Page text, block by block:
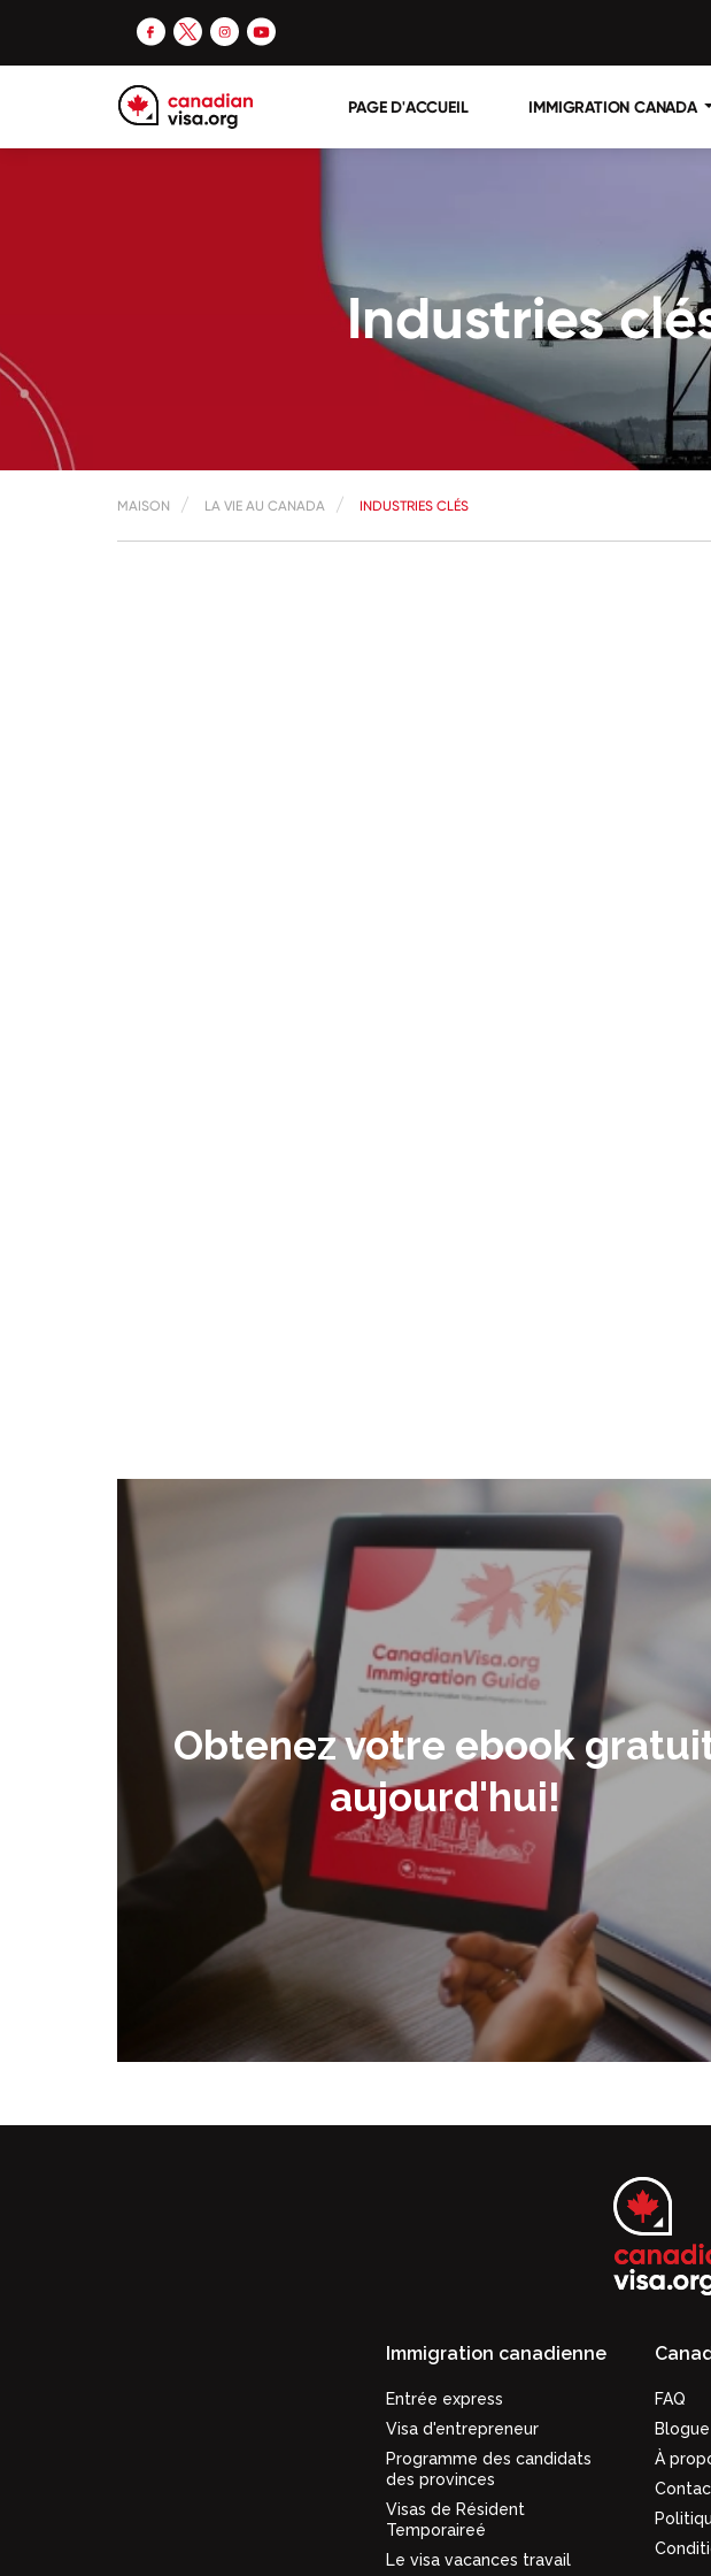
PAGE D'ACCUEIL IMMIGRATION CANADA
Industries
MAISON LA VIE AU CANADA INDUSTRIES CLÉS
Obtenez votre ebook
aujourd'hui!
Immigration canadienne
Entrée express
Visa d'entrepreneur
Programme des candidats
des provinces
Visas de Résident
Temporaireé
Le visa vacances travail
FAQ
Blogue
À